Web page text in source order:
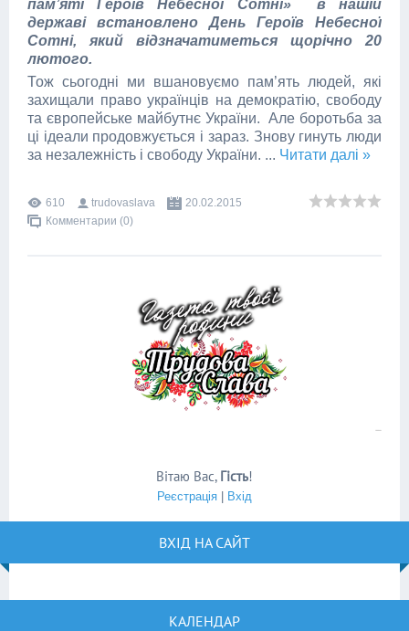
пам’яті Героїв Небесної Сотні» в нашій
державі встановлено День Героїв Небесної
Сотні, який відзначатиметься щорічно 20
лютого.
Тож сьогодні ми вшановуємо пам’ять людей, які
захищали право українців на демократію, свободу
та європейське майбутнє України. Але боротьба за
ці ідеали продовжується і зараз. Знову гинуть люди
за незалежність і свободу України. ... Читати далі »
610 trudovaslava
20.02.2015
Комментарии (0)
Вітаю Вас, Гість!
Реєстрація Вхід
ВХІД НА САЙТ
КАЛЕНДАР